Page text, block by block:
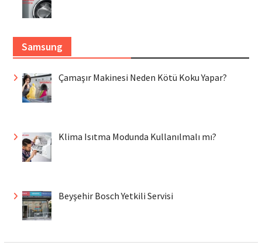
Samsung
Çamaşır Makinesi Neden Kötü Koku Yapar?
Klima Isıtma Modunda Kullanılmalı mı?
Beyşehir Bosch Yetkili Servisi